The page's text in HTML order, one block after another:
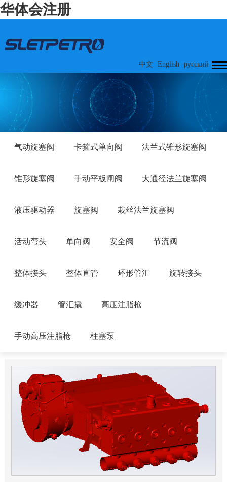
华体会注册
中文 English русский
气动旋塞阀 卡箍式单向阀 法兰式锥形旋塞阀
锥形旋塞阀 手动平板闸阀 大通径法兰旋塞阀
液压驱动器 旋塞阀 栽丝法兰旋塞阀
活动弯头 单向阀 安全阀 节流阀
整体接头 整体直管 环形管汇 旋转接头
缓冲器 管汇撬 高压注脂枪
手动高压注脂枪 柱塞泵